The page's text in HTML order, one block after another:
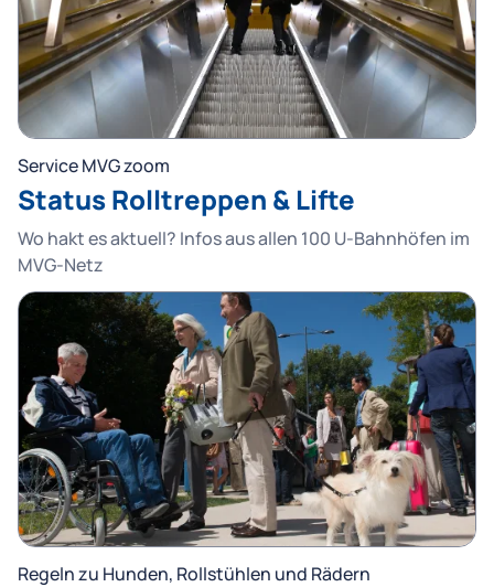
Service MVG zoom
Status Rolltreppen & Lifte
Wo hakt es aktuell? Infos aus allen 100 U-Bahnhöfen im
MVG-Netz
Regeln zu Hunden, Rollstühlen und Rädern